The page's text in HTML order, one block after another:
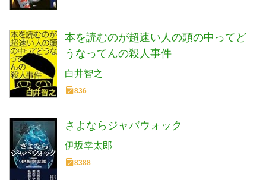
本を読むのが超速い人の頭の中ってど
うなってんの殺人事件
白井智之
836
さよならジャバウォック
伊坂幸太郎
8388